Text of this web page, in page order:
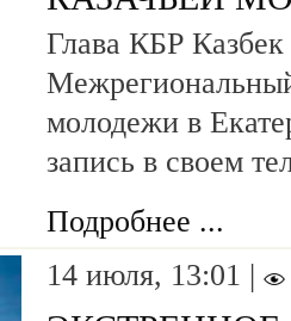
Глава КБР
молодежи в
запись в своем
Подробнее ...
14 июля, 13:01 |